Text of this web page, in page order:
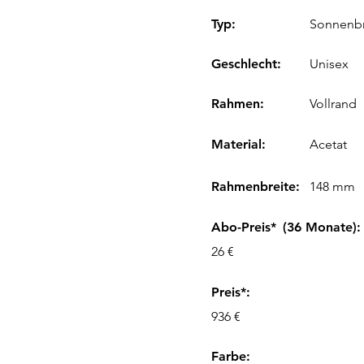
Typ:
Geschlecht: Unisex
Rahmen: Vollrand
Material: Acetat
Rahmenbreite: 148 mm
Abo-Preis* (36 Monate):
26 €
Preis*:
936 €
Farbe: